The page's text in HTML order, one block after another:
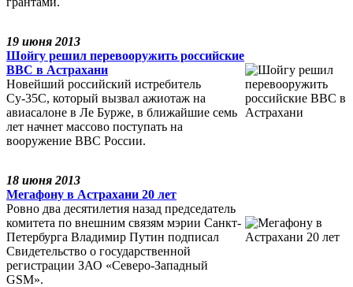
19 июня 2013
Шойгу решил перевооружить российские
ВВС в Астрахани
Новейший российский истребитель
Су-35С, который вызвал ажиотаж на
авиасалоне в Ле Бурже, в ближайшие семь
лет начнет массово поступать на
вооружение ВВС России.
18 июня 2013
Мегафону в Астрахани 20 лет
Ровно два десятилетия назад председатель
комитета по внешним связям мэрии Санкт-
Петербурга Владимир Путин подписал
Свидетельство о государственной
регистрации ЗАО «Северо-Западный
GSM».